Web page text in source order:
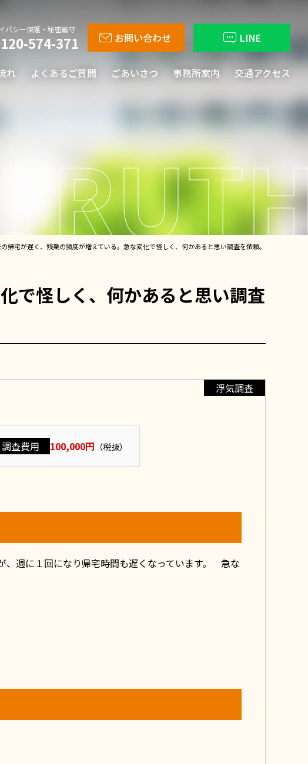
バシー保護・秘密厳守
574-371 お問い合わせ LINE
れ よくあるご質問 ごあいさつ 事務所案内 交通アクセス
帰宅が遅く、残業の頻度が増えている。急な変化で怪しく、何かあると思い調査を依頼。
で怪しく、何かあると思い調査
浮気調査
調査費用 100,000円 （税抜）
週に１回になり帰宅時間も遅くなっています。 急な